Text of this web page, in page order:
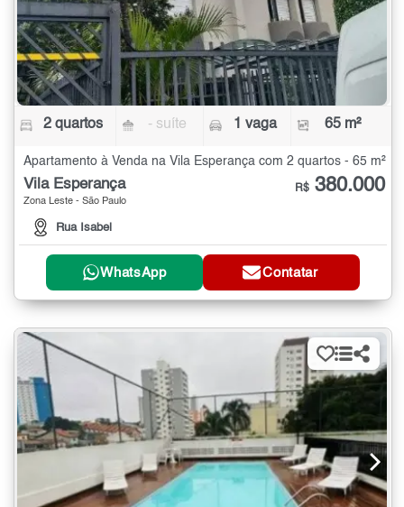
2 quartos - suíte 1 vaga 65 m²
Apartamento à Venda na Vila Esperança com 2 quartos - 65 m²
Vila Esperança
Zona Leste - São Paulo
Rua Isabel
R$ 380.000
WhatsApp Contatar